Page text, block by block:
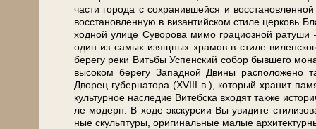
ча­сти го­ро­да с со­хра­нив­шей­ся и
вос­ста­нов­лен­ную в ви­зан­тий­ском сти­ле
ход­ной ули­це Су­во­ро­ва ми­мо грациозной
один из са­мых изящ­ных хра­мов в сти­ле
бе­ре­гу ре­ки Вить­бы Успен­ский со­бор быв­ше­го
вы­со­ком бе­ре­гу За­пад­ной Дви­ны рас­по­ло­же­но
Дворец гу­бер­на­то­ра (XVIII в.), ко­то­рый хра­нит
куль­тур­ное на­сле­дие Ви­теб­ска вхо­дят так­же
ле мо­дерн. В хо­де экс­кур­сии Вы уви­ди­те
ные скульп­ту­ры, ори­ги­наль­ные ма­лые